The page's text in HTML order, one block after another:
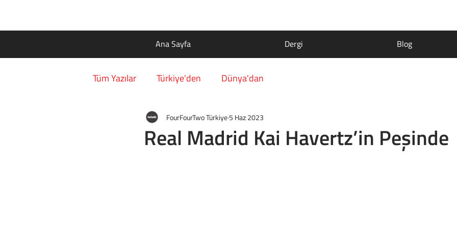
Tüm Yazılar Türkiye'den Dünya'dan
Real Madrid Kai Havertz’in Peşinde
FourFourTwo Türkiye5 Haz 2023
Ana Sayfa Dergi Blog